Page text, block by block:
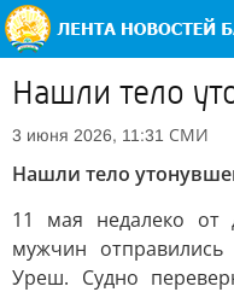
Нашли тело
3 июня 2026, 11:31 СМИ
Нашли тело
11 мая недалеко от
мужчин
Уреш. Судно